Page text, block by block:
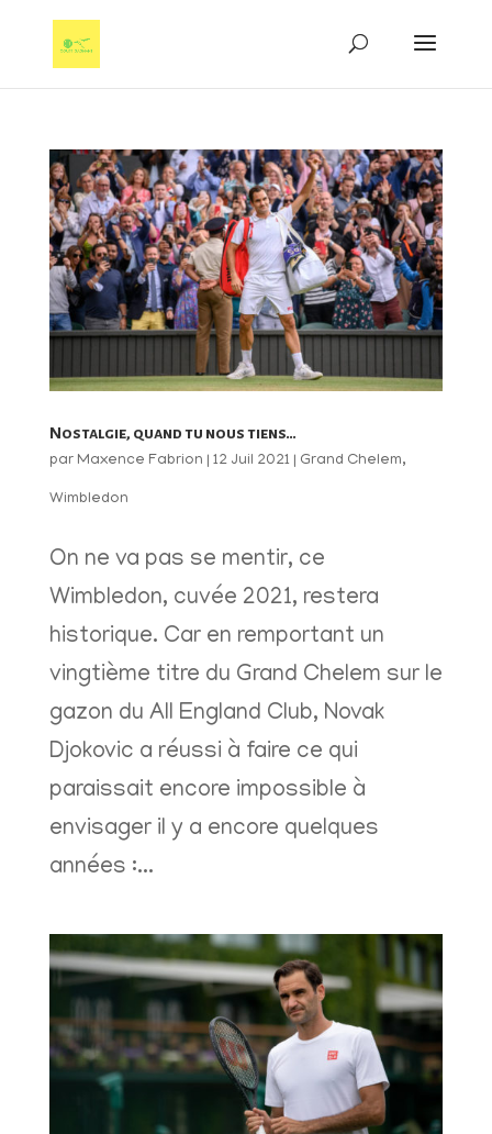
Nostalgie, quand tu nous tiens…
par Maxence Fabrion 12 Juil 2021 Grand Chelem,
Wimbledon
On ne va pas se mentir, ce
Wimbledon, cuvée 2021, restera
historique. Car en remportant un
vingtième titre du Grand Chelem sur le
gazon du All England Club, Novak
Djokovic a réussi à faire ce qui
paraissait encore impossible à
envisager il y a encore quelques
années :...